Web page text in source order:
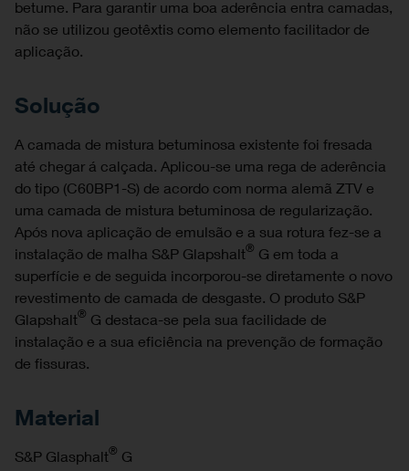
betume. Para garantir uma boa aderência entra camadas,
não se utilizou geotêxtis como elemento facilitador de
aplicação.
Solução
A camada de mistura betuminosa existente foi fresada
até chegar á calçada. Aplicou-se uma rega de aderência
do tipo (C60BP1-S) de acordo com norma alemã ZTV e
uma camada de mistura betuminosa de regularização.
Após nova aplicação de emulsão e a sua rotura fez-se a
instalação de malha S&P Glapshalt® G em toda a
superfície e de seguida incorporou-se diretamente o novo
revestimento de camada de desgaste. O produto S&P
Glapshalt® G destaca-se pela sua facilidade de
instalação e a sua eficiência na prevenção de formação
de fissuras.
Material
S&P Glasphalt® G